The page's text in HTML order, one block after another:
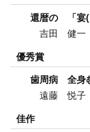
還暦の 「宴(
吉田 健一
優秀賞
歯周病 全身
遠藤 悦子
佳作